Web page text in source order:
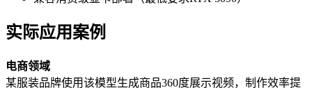
实际应用案例
电商领域
某服装品牌使用该模型生成商品360度展示视频，制作效率提